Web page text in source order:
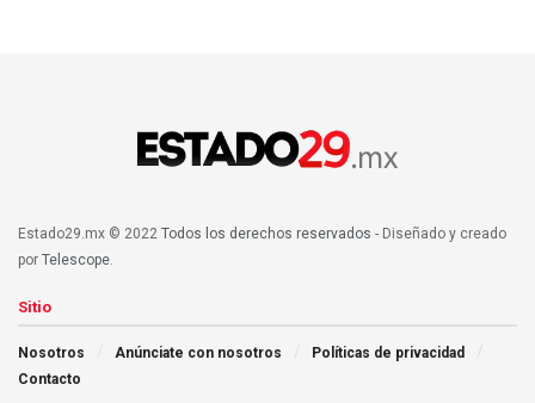
Estado29.mx © 2022 Todos los derechos reservados - Diseñado y creado
por Telescope.
Sitio
Nosotros Anúnciate con nosotros
Políticas de privacidad
Contacto